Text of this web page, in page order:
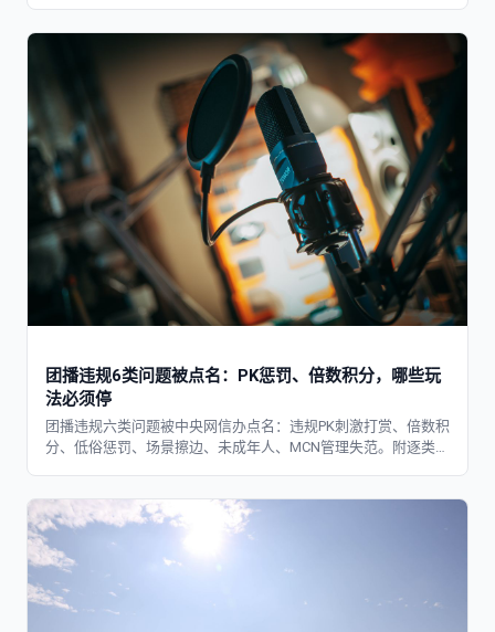
团播违规6类问题被点名：PK惩罚、倍数积分，哪些玩
法必须停
团播违规六类问题被中央网信办点名：违规PK刺激打赏、倍数积
分、低俗惩罚、场景擦边、未成年人、MCN管理失范。附逐类必